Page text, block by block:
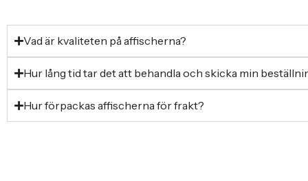
Vad är kvaliteten på affischerna?
Hur lång tid tar det att behandla och skicka min
Hur förpackas affischerna för frakt?